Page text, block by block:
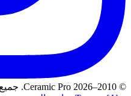
© 2010–2026 Ceramic Pro. جميع الحقوق محفوظة.